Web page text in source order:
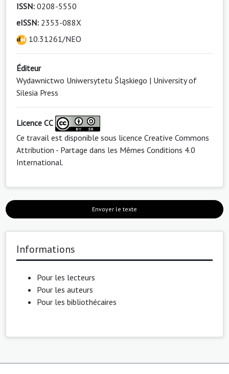
ISSN: 0208-5550
eISSN: 2353-088X
10.31261/NEO
Éditeur
Wydawnictwo Uniwersytetu Śląskiego | University of
Silesia Press
Licence CC
Ce travail est disponible sous licence Creative Commons
Attribution - Partage dans les Mêmes Conditions 4.0
International.
Envoyer le texte
Informations
Pour les lecteurs
Pour les auteurs
Pour les bibliothécaires